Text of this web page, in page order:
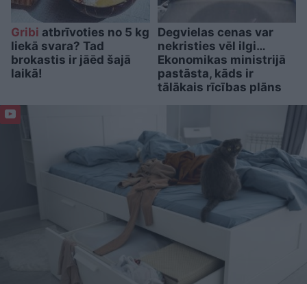
Gribi atbrīvoties no 5 kg
liekā svara? Tad
brokastis ir jāēd šajā
laikā!
Degvielas cenas var
nekristies vēl ilgi…
Ekonomikas ministrijā
pastāsta, kāds ir
tālākais rīcības plāns